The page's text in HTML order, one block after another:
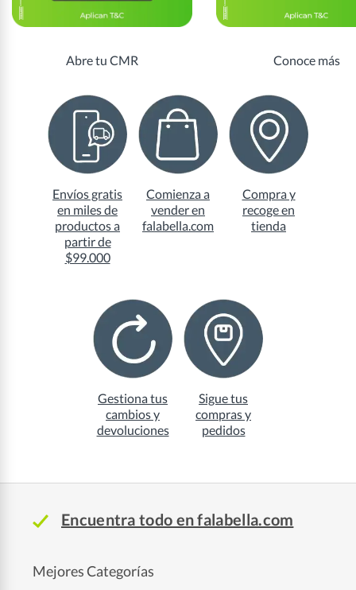
Abre tu CMR Conoce más
Envíos gratis
en miles de
productos a
partir de
$99.000
Comienza a
vender en
falabella.com
Compra y
recoge en
tienda
Gestiona tus
cambios y
devoluciones
Sigue tus
compras y
pedidos
Encuentra todo en falabella.com
Mejores Categorías